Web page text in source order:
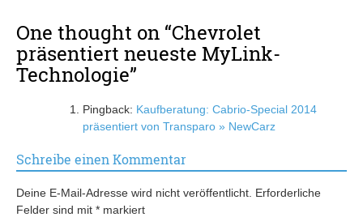
One thought on “Chevrolet
präsentiert neueste MyLink-
Technologie”
Pingback: Kaufberatung: Cabrio-Special 2014
präsentiert von Transparo » NewCarz
Schreibe einen Kommentar
Deine E-Mail-Adresse wird nicht veröffentlicht. Erforderliche
Felder sind mit * markiert